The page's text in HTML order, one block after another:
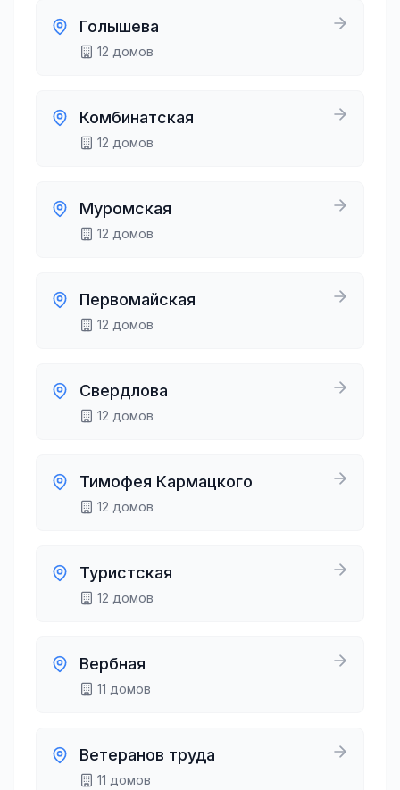
Голышева
12 домов
Комбинатская
12 домов
Муромская
12 домов
Первомайская
12 домов
Свердлова
12 домов
Тимофея Кармацкого
12 домов
Туристская
12 домов
Вербная
11 домов
Ветеранов труда
11 домов